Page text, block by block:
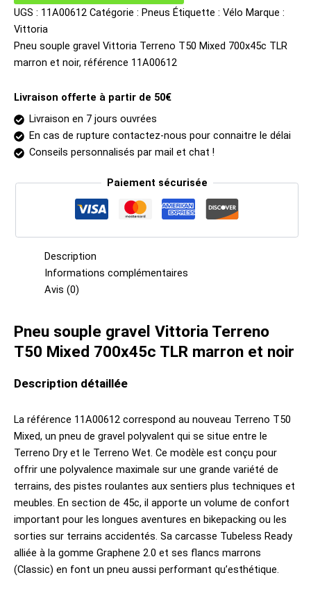
Terreno
T50
700x45c
TLR
et
UGS : 11A00612 Catégorie : Pneus Étiquette : Vélo Marque :
Vittoria
Pneu souple gravel Vittoria Terreno T50 Mixed 700x45c TLR
marron et noir, référence 11A00612
Livraison offerte à partir de 50€
Livraison en 7 jours ouvrées
En cas de rupture contactez-nous pour connaitre le délai
Conseils personnalisés par mail et chat !
Paiement sécurisée
Description
Informations complémentaires
Avis (0)
Pneu souple gravel Vittoria Terreno
T50 Mixed 700x45c TLR marron et noir
Description détaillée
La référence 11A00612 correspond au nouveau Terreno T50
Mixed, un pneu de gravel polyvalent qui se situe entre le
Terreno Dry et le Terreno Wet. Ce modèle est conçu pour
offrir une polyvalence maximale sur une grande variété de
terrains, des pistes roulantes aux sentiers plus techniques et
meubles. En section de 45c, il apporte un volume de confort
important pour les longues aventures en bikepacking ou les
sorties sur terrains accidentés. Sa carcasse Tubeless Ready
alliée à la gomme Graphene 2.0 et ses flancs marrons
(Classic) en font un pneu aussi performant qu’esthétique.